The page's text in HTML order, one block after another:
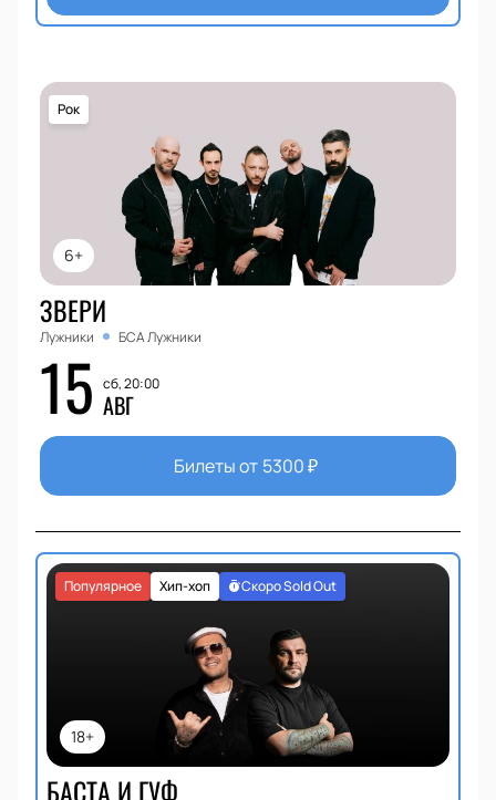
6+
Рок
ЗВЕРИ
Лужники БСА Лужники
15 сб, 20:00
АВГ
Билеты от 5300₽
18+
Хип-хоп
Популярное Скоро Sold Out
БАСТА И ГУФ